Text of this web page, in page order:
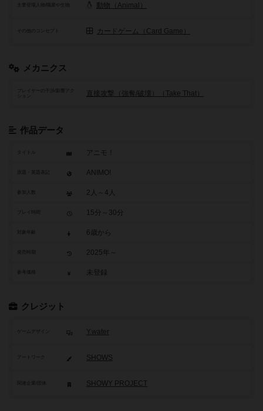
動物（Animal）
その他のコンセプト カードゲーム（Card Game）
メカニクス
プレイヤーの干渉/影響アク
直接攻撃（強奪/破壊）（Take That）
作品データ
タイトル アニモ！
原題・英題表記 ANIMO!
参加人数 2人～4人
15分～30分
対象年齢 6歳から
2025年～
参考価格 未登録
クレジット
ゲームデザイン Y.water
アートワーク SHOWS
SHOWY PROJECT